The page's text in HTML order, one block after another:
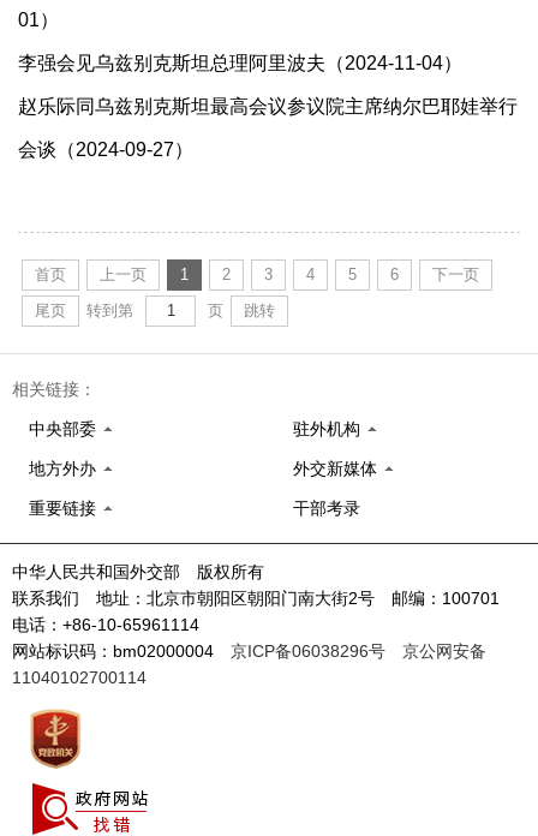
01）
李强会见乌兹别克斯坦总理阿里波夫（2024-11-04）
赵乐际同乌兹别克斯坦最高会议参议院主席纳尔巴耶娃举行
会谈（2024-09-27）
首页 上一页 1 2 3 4 5 6
下一页
尾页
转到第 页 跳转
相关链接：
中央部委 驻外机构
地方外办 外交新媒体
重要链接 干部考录
中华人民共和国外交部 版权所有
联系我们 地址：北京市朝阳区朝阳门南大街2号 邮编：100701
电话：+86-10-65961114
网站标识码：bm02000004 京ICP备06038296号
京公网安备
11040102700114